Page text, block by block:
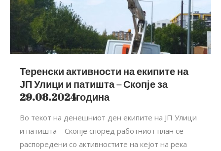
Теренски активности на екипите на
ЈП Улици и патишта – Скопје за
29.08.2024година
Во текот на денешниот ден екипите на ЈП Улици
и патишта – Скопје според работниот план се
распоредени со активностите на кејот на река